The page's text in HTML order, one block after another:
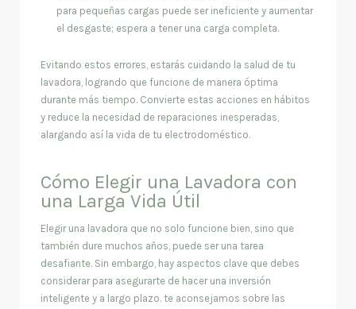
para pequeñas cargas puede ser ineficiente y aumentar
el desgaste; espera a tener una carga completa.
Evitando estos errores, estarás cuidando la salud de tu
lavadora, logrando que funcione de manera óptima
durante más tiempo. Convierte estas acciones en hábitos
y reduce la necesidad de reparaciones inesperadas,
alargando así la vida de tu electrodoméstico.
Cómo Elegir una Lavadora con
una Larga Vida Útil
Elegir una lavadora que no solo funcione bien, sino que
también dure muchos años, puede ser una tarea
desafiante. Sin embargo, hay aspectos clave que debes
considerar para asegurarte de hacer una inversión
inteligente y a largo plazo. te aconsejamos sobre las